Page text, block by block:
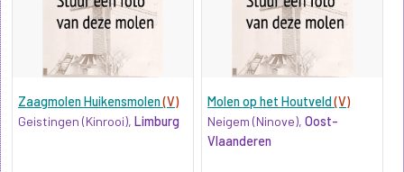
Zaagmolen Huikensmolen(V)
Geistingen (Kinrooi), Limburg
Molen op het Houtveld(V)
Neigem (Ninove),Oost-
Vlaanderen